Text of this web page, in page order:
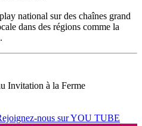
national sur des chaînes grand
dans des régions comme la
nous sur YOU TUBE